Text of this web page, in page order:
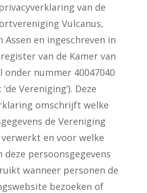
van de
Vulcanus,
Assen en ingeschreven in
van de Kamer van
onder nummer 40047040
Vereniging’). Deze
omschrijft welke
de Vereniging
en voor welke
deze persoonsgegevens
wanneer personen de
bezoeken of